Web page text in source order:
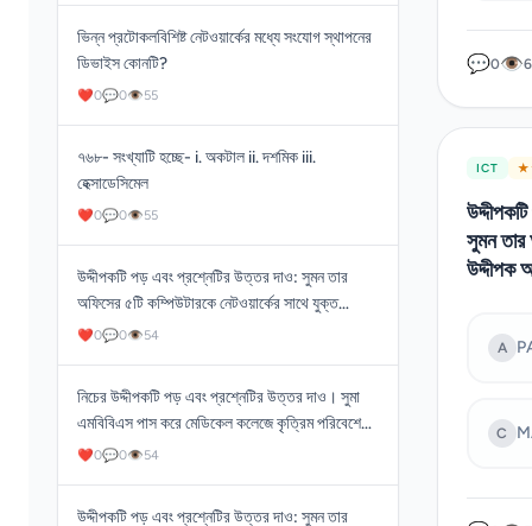
iii. অ্যাকচুয়েটর
ভিন্ন প্রটোকলবিশিষ্ট নেটওয়ার্কের মধ্যে সংযোগ স্থাপনের
ডিভাইস কোনটি?
❤0💬0👁55
৭৬৮- সংখ্যাটি হচ্ছে- i. অকটাল ii. দশমিক iii.
হেক্সাডেসিমেল
❤0💬0👁55
উদ্দীপকটি পড় এবং প্রশ্নেটির উত্তর দাও: সুমন তার
অফিসের ৫টি কম্পিউটারকে নেটওয়ার্কের সাথে যুক্ত
করেছেন। ফলে পেনড্রাইভের চেয়ে অনেক দ্রুত ডেটা
রিসোর্সসমূহ শেয়ার করা সম্ভব হবে- i. হার্ডওয়্যার ii.
সফটওয়্যার iii. ইনফরমেশন
❤0💬0👁54
নিচের উদ্দীপকটি পড় এবং প্রশ্নেটির উত্তর দাও। সুমা
এমবিবিএস পাস করে মেডিকেল কলেজে কৃত্রিম পরিবেশে
কোনো রোগী ছাড়াই সার্জারি প্রশিক্ষণ গ্রহণ করে।
❤0💬0👁54
উদ্দীপকটি পড় এবং প্রশ্নেটির উত্তর দাও: সুমন তার
💬0👁
ICT ★
সুমন তার
উদ্দীপক
A
C